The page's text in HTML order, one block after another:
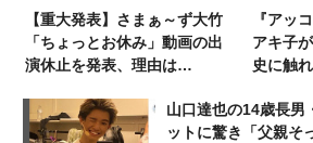
【重大発表】さまぁ～ず大竹
「ちょっとお休み」動画の出
演休止を発表、理由は…
『アッ
アキ子
史に触
山口達也の14歳長
ットに驚き「父親そ